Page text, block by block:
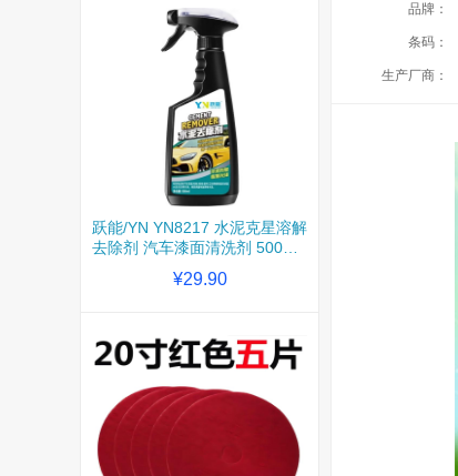
跃能/YN YN8217 水泥克星溶解
去除剂 汽车漆面清洗剂 500ml
¥29.90
品牌：
条码：
生产厂商：